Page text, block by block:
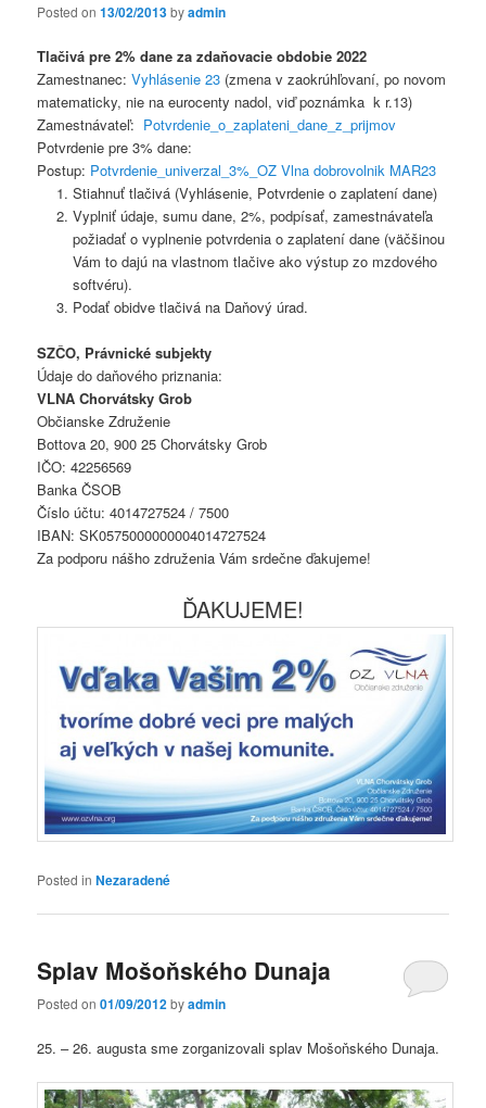
Posted on13/02/2013byadmin
Tlačivá pre 2% dane za zdaňovacie obdobie 2022
Zamestnanec:Vyhlásenie 23 (zmena v zaokrúhľovaní, po novom
matematicky, nie na eurocenty nadol, viď poznámka k r.13)
Zamestnávateľ: Potvrdenie_o_zaplateni_dane_z_prijmov
Potvrdenie pre 3% dane:
Postup: Potvrdenie_univerzal_3%_OZ Vlna dobrovolnik MAR23
Stiahnuť tlačivá (Vyhlásenie, Potvrdenie o zaplatení dane)
Vyplniť údaje, sumu dane, 2%, podpísať, zamestnávateľa
požiadať o vyplnenie potvrdenia o zaplatení dane (väčšinou
Vám to dajú na vlastnom tlačive ako výstup zo mzdového
softvéru).
Podať obidve tlačivá na Daňový úrad.
SZČO, Právnické subjekty
Údaje do daňového priznania:
VLNA Chorvátsky Grob
Občianske Združenie
Bottova 20, 900 25 Chorvátsky Grob
IČO: 42256569
Banka ČSOB
Číslo účtu: 4014727524 / 7500
IBAN: SK0575000000004014727524
Za podporu nášho združenia Vám srdečne ďakujeme!
ĎAKUJEME!
Posted in Nezaradené
Splav Mošoňského Dunaja
Posted on01/09/2012byadmin
25. – 26. augusta sme zorganizovali splav Mošoňského Dunaja.